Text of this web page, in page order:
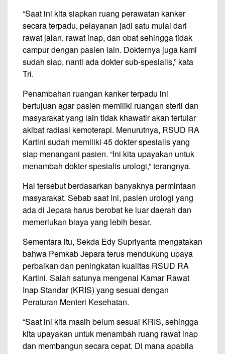
“Saat ini kita siapkan ruang perawatan kanker
secara terpadu, pelayanan jadi satu mulai dari
rawat jalan, rawat inap, dan obat sehingga tidak
campur dengan pasien lain. Dokternya juga kami
sudah siap, nanti ada dokter sub-spesialis,” kata
Tri.
Penambahan ruangan kanker terpadu ini
bertujuan agar pasien memiliki ruangan steril dan
masyarakat yang lain tidak khawatir akan tertular
akibat radiasi kemoterapi. Menurutnya, RSUD RA
Kartini sudah memiliki 45 dokter spesialis yang
siap menangani pasien. “Ini kita upayakan untuk
menambah dokter spesialis urologi,” terangnya.
Hal tersebut berdasarkan banyaknya permintaan
masyarakat. Sebab saat ini, pasien urologi yang
ada di Jepara harus berobat ke luar daerah dan
memerlukan biaya yang lebih besar.
Sementara itu, Sekda Edy Supriyanta mengatakan
bahwa Pemkab Jepara terus mendukung upaya
perbaikan dan peningkatan kualitas RSUD RA
Kartini. Salah satunya mengenai Kamar Rawat
Inap Standar (KRIS) yang sesuai dengan
Peraturan Menteri Kesehatan.
“Saat ini kita masih belum sesuai KRIS, sehingga
kita upayakan untuk menambah ruang rawat inap
dan membangun secara cepat. Di mana apabila